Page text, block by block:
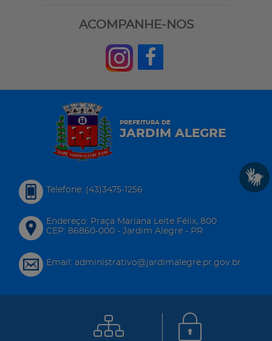
ACOMPANHE-NOS
PREFEITURA DE
JARDIM ALEGRE
Telefone: (43)3475-1256
Endereço: Praça Mariana Leite Félix, 800
CEP: 86860-000 - Jardim Alegre - PR
Email: administrativo@jardimalegre.pr.gov.br